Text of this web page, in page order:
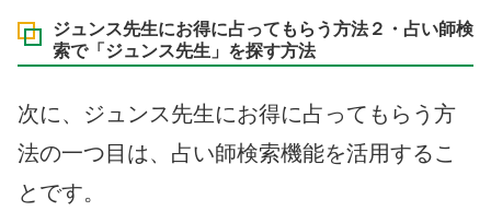
ジュンス先生にお得に占ってもらう方法２・占い師検
索で「ジュンス先生」を探す方法
次に、ジュンス先生にお得に占ってもらう方
法の一つ目は、占い師検索機能を活用するこ
とです。